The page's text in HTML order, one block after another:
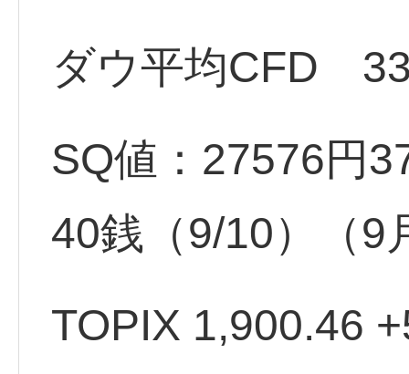
ダウ平均CFD
SQ値：27576円
40銭（9/10）（9
TOPIX 1,900.46